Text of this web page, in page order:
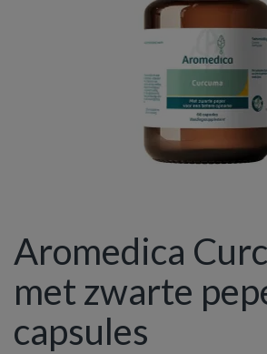
Aromedica
met zwarte
capsules